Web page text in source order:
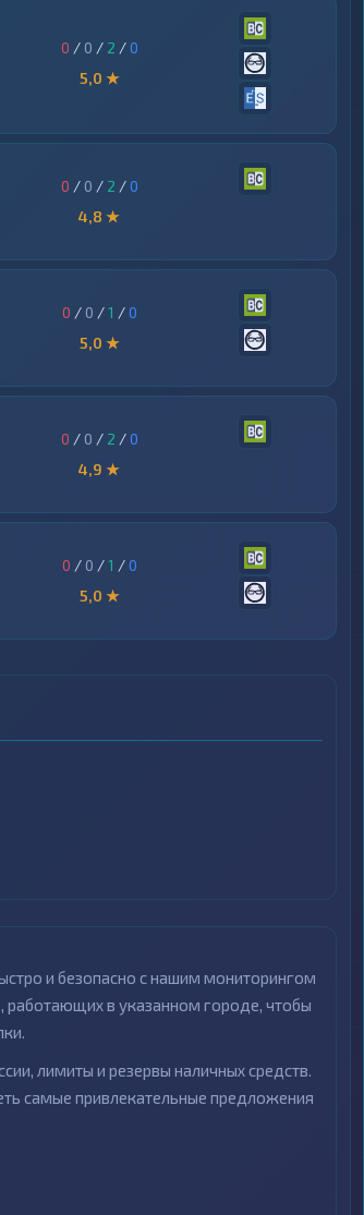
0 / 0 / 2 /0
5,0 ★
0 / 0 / 2 /0
4,8 ★
0 / 0 /1 /0
5,0 ★
0 / 0 / 2 /0
4,9 ★
0 / 0 /1 /0
5,0 ★
и безопасно с нашим мониторингом
в указанном городе, чтобы
лимиты и резервы наличных средств.
самые привлекательные предложения